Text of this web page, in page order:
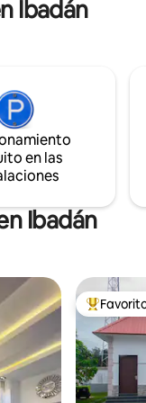
Ibadán
en las
Ibadán
Favorito